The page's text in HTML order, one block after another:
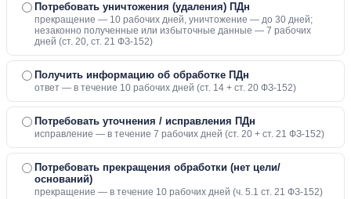
Потребовать уничтожения (удаления) ПДн
прекращение — 10 рабочих дней, уничтожение — до 30 дней;
незаконно полученные или избыточные данные — 7 рабочих
дней (ст. 20, ст. 21 ФЗ-152)
Получить информацию об обработке ПДн
ответ — в течение 10 рабочих дней (ст. 14 + ст. 20 ФЗ-152)
Потребовать уточнения / исправления ПДн
исправление — в течение 7 рабочих дней (ст. 20 + ст. 21 ФЗ-152)
Потребовать прекращения обработки (нет цели/
оснований)
прекращение — в течение 10 рабочих дней (ч. 5.1 ст. 21 ФЗ-152)